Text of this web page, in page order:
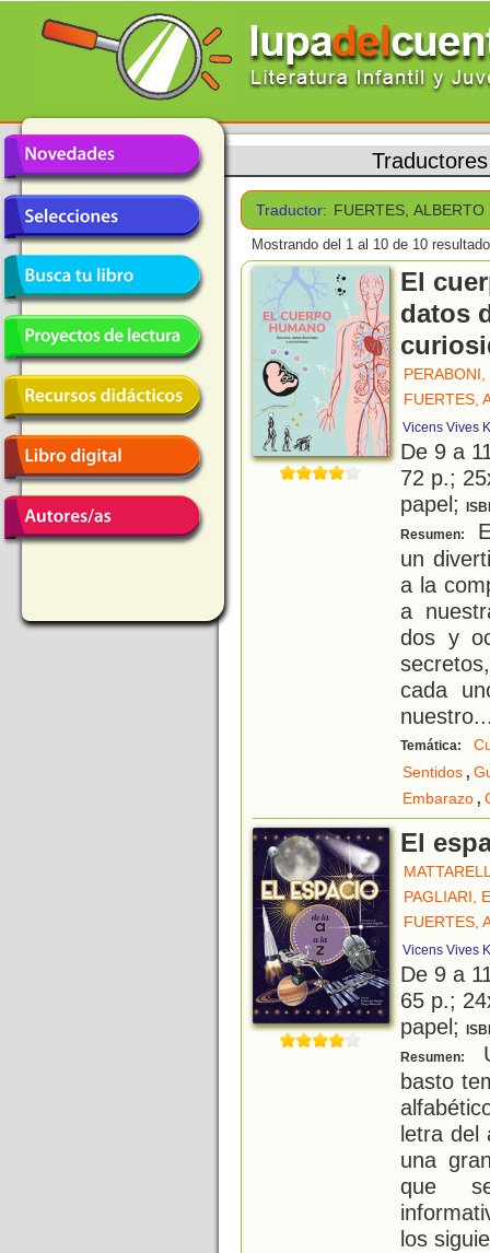
Traductores
Traductor: FUERTES, ALBERTO
Mostrando del 1 al 10 de 10
El
datos
FUERTES,
Vicens Vives
De 9 a
72 p.;
papel;
Resumen:
un
a la
a
dos y
cada
nuestro
Temática:
Sentidos,
Embarazo,
El
PAGLIARI,
FUERTES,
Vicens Vives
De 9 a
65 p.;
papel;
Resumen:
basto
letra del
una
que
los